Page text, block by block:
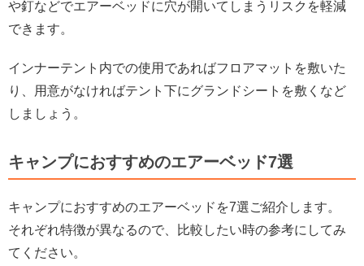
や釘などでエアーベッドに穴が開いてしまうリスクを軽減
できます。
インナーテント内での使用であればフロアマットを敷いた
り、用意がなければテント下にグランドシートを敷くなど
しましょう。
キャンプにおすすめのエアーベッド7選
キャンプにおすすめのエアーベッドを7選ご紹介します。
それぞれ特徴が異なるので、比較したい時の参考にしてみ
てください。